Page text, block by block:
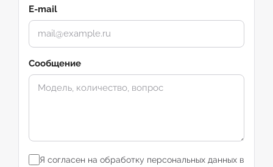
E-mail
Сообщение
Я согласен на обработку персональных данных в